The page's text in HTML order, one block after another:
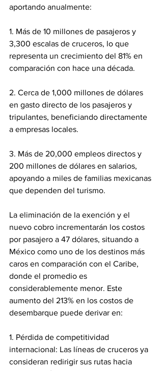
aportando anualmente:
1. Más de 10 millones de pasajeros y
3,300 escalas de cruceros, lo que
representa un crecimiento del 81% en
comparación con hace una década.
2. Cerca de 1,000 millones de dólares
en gasto directo de los pasajeros y
tripulantes, beneficiando directamente
a empresas locales.
3. Más de 20,000 empleos directos y
200 millones de dólares en salarios,
apoyando a miles de familias mexicanas
que dependen del turismo.
La eliminación de la exención y el
nuevo cobro incrementarán los costos
por pasajero a 47 dólares, situando a
México como uno de los destinos más
caros en comparación con el Caribe,
donde el promedio es
considerablemente menor. Este
aumento del 213% en los costos de
desembarque puede derivar en:
1. Pérdida de competitividad
internacional: Las líneas de cruceros ya
consideran redirigir sus rutas hacia